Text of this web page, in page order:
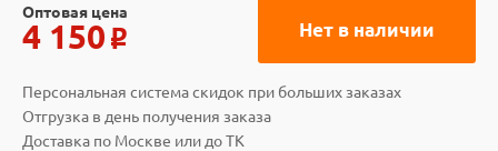
Нет в наличии
Оптовая цена
4 150 o
Персональная система скидок при больших заказах
Отгрузка в день получения заказа
Доставка по Москве или до ТК